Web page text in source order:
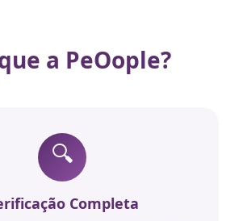
a PeOople?
🔍
Completa